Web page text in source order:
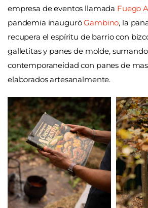
empresa de eventos llamada Fuego
pandemia inauguróGambino, la
recupera el espíritu de barrio con
galletitas y panes de molde, sumando
contemporaneidad con panes de
elaborados artesanalmente.